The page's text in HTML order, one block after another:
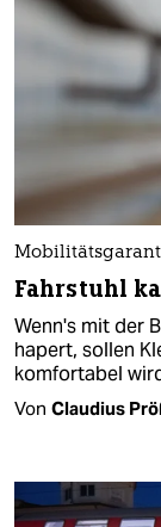
Fahrstuhl
Wenn's mit der
hapert, sollen
komfortabel
Von Claudius